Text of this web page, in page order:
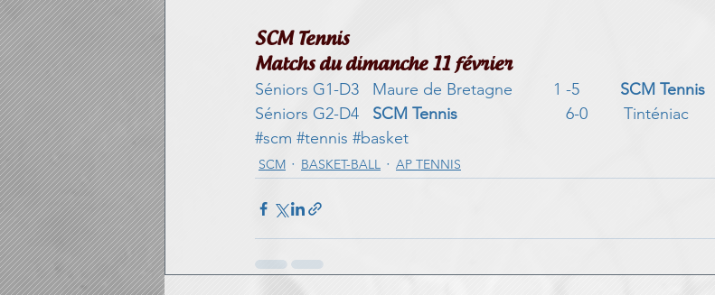
SCM Tennis
Matchs du dimanche 11 février
Séniors G1-D3   Maure de Bretagne         1 -5 SCM Tennis
Séniors G2-D4 SCM Tennis
                        6-0        Tinténiac
#scm #tennis #basket
SCM BASKET-BALL AP TENNIS